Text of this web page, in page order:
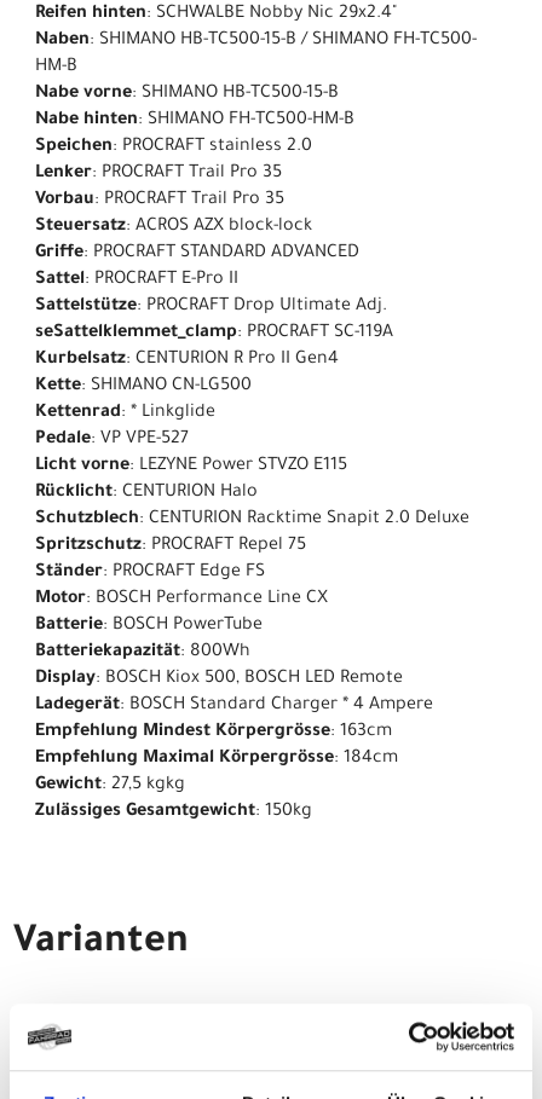
Reifen hinten: SCHWALBE Nobby Nic 29x2.4"
Naben: SHIMANO HB-TC500-15-B / SHIMANO FH-TC500-
HM-B
Nabe vorne: SHIMANO HB-TC500-15-B
Nabe hinten: SHIMANO FH-TC500-HM-B
Speichen: PROCRAFT stainless 2.0
Lenker: PROCRAFT Trail Pro 35
Vorbau: PROCRAFT Trail Pro 35
Steuersatz: ACROS AZX block-lock
Griffe: PROCRAFT STANDARD ADVANCED
Sattel: PROCRAFT E-Pro II
Sattelstütze: PROCRAFT Drop Ultimate Adj.
seSattelklemmet_clamp: PROCRAFT SC-119A
Kurbelsatz: CENTURION R Pro II Gen4
Kette: SHIMANO CN-LG500
Kettenrad: * Linkglide
Pedale: VP VPE-527
Licht vorne: LEZYNE Power STVZO E115
Rücklicht: CENTURION Halo
Schutzblech: CENTURION Racktime Snapit 2.0 Deluxe
Spritzschutz: PROCRAFT Repel 75
Ständer: PROCRAFT Edge FS
Motor: BOSCH Performance Line CX
Batterie: BOSCH PowerTube
Batteriekapazität: 800Wh
Display: BOSCH Kiox 500, BOSCH LED Remote
Ladegerät: BOSCH Standard Charger * 4 Ampere
Empfehlung Mindest Körpergrösse: 163cm
Empfehlung Maximal Körpergrösse: 184cm
Gewicht: 27,5 kgkg
Zulässiges Gesamtgewicht: 150kg
Varianten
CENTURION Numinis